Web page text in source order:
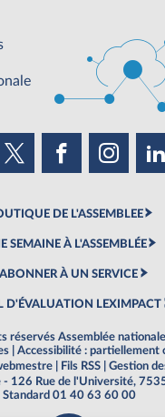
DE L'ASSEMBLEE
SEMAINE À L'ASSEMBLÉE
À UN SERVICE
D'ÉVALUATION LEXIMPACT
réservés Assemblée
Accessibilité : partiellement
Fils RSS
Gestion
- 126 Rue de l'Université,
Standard 01 40 63 60 00